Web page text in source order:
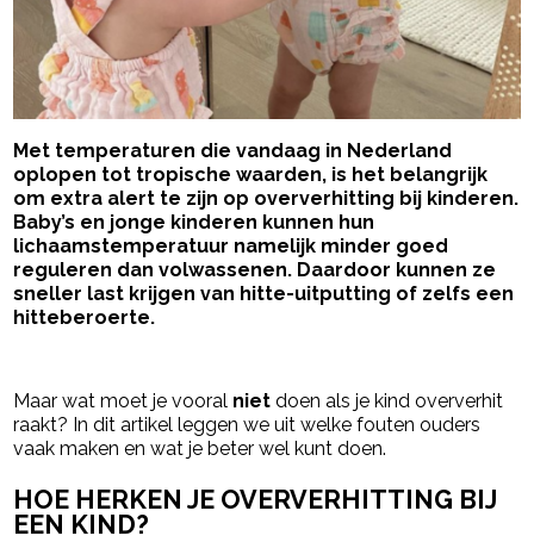
Met temperaturen die vandaag in Nederland
oplopen tot tropische waarden, is het belangrijk
om extra alert te zijn op oververhitting bij kinderen.
Baby’s en jonge kinderen kunnen hun
lichaamstemperatuur namelijk minder goed
reguleren dan volwassenen. Daardoor kunnen ze
sneller last krijgen van hitte-uitputting of zelfs een
hitteberoerte.
Maar wat moet je vooral niet doen als je kind oververhit
raakt? In dit artikel leggen we uit welke fouten ouders
vaak maken en wat je beter wel kunt doen.
HOE HERKEN JE OVERVERHITTING BIJ
EEN KIND?